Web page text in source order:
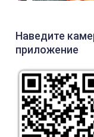
Наведите
приложение